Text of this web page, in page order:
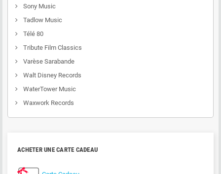
Sony Music
Tadlow Music
Télé 80
Tribute Film Classics
Varèse Sarabande
Walt Disney Records
WaterTower Music
Waxwork Records
ACHETER UNE CARTE CADEAU